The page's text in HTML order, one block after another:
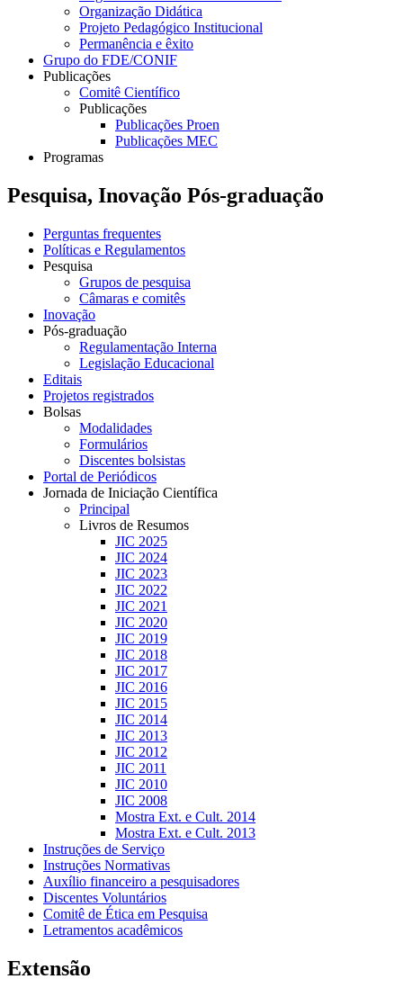
Organização Didática
Projeto Pedagógico Institucional
Permanência e êxito
Grupo do FDE/CONIF
Publicações
Comitê Científico
Publicações
Publicações Proen
Publicações MEC
Programas
Pesquisa, Inovação Pós-graduação
Perguntas frequentes
Políticas e Regulamentos
Pesquisa
Grupos de pesquisa
Câmaras e comitês
Inovação
Pós-graduação
Regulamentação Interna
Legislação Educacional
Editais
Projetos registrados
Bolsas
Modalidades
Formulários
Discentes bolsistas
Portal de Periódicos
Jornada de Iniciação Científica
Principal
Livros de Resumos
JIC 2025
JIC 2024
JIC 2023
JIC 2022
JIC 2021
JIC 2020
JIC 2019
JIC 2018
JIC 2017
JIC 2016
JIC 2015
JIC 2014
JIC 2013
JIC 2012
JIC 2011
JIC 2010
JIC 2008
Mostra Ext. e Cult. 2014
Mostra Ext. e Cult. 2013
Instruções de Serviço
Instruções Normativas
Auxílio financeiro a pesquisadores
Discentes Voluntários
Comitê de Ética em Pesquisa
Letramentos acadêmicos
Extensão